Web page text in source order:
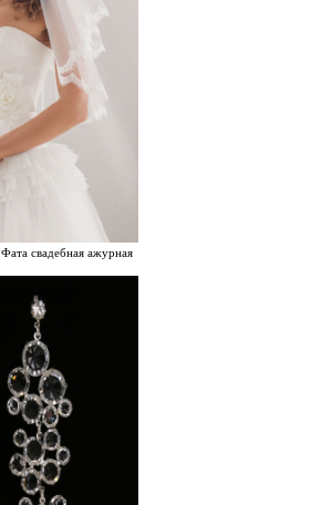
Фата свадебная ажурная